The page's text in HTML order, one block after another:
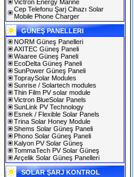
Victron Energy Marine
Cep Telefonu Şarj Cihazı Solar
Mobile Phone Charger
GÜNEŞ PANELLERI
NORM Güneş Panelleri
AXITEC Güneş Paneli
Waaree Güneş Paneli
EcoDelta Güneş Paneli
SunPower Güneş Paneli
TopraySolar Modules
Sunrise / Solartech modules
Thin Film PV solar module
Victron BlueSolar Panels
SunLink PV Technology
Esnek / Flexible Solar Panels
Trina Solar Honey Module
Shems Solar Güneş Paneli
Phono Solar Güneş Paneli
Kalyon PV Solar Güneş
TommaTech PV Solar Güneş
Arçelik Solar Güneş Panelleri
SOLAR ŞARJ KONTROL